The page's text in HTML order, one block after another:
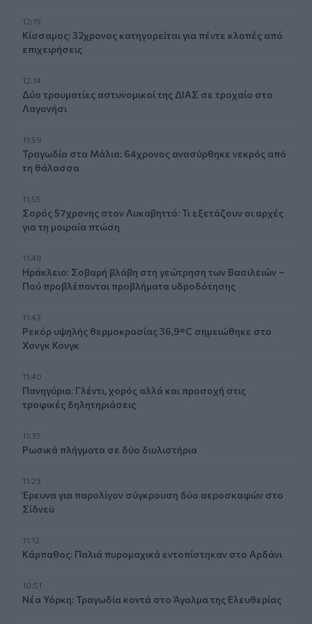
12:15
Κίσσαμος: 32χρονος κατηγορείται για πέντε κλοπές από
επιχειρήσεις
12:14
Δύο τραυματίες αστυνομικοί της ΔΙΑΣ σε τροχαίο στο
Λαγονήσι
11:59
Τραγωδία στα Μάλια: 64χρονος ανασύρθηκε νεκρός από
τη θάλασσα
11:55
Σορός 57χρονης στον Λυκαβηττό: Τι εξετάζουν οι αρχές
για τη μοιραία πτώση
11:49
Ηράκλειο: Σοβαρή βλάβη στη γεώτρηση των Βασιλειών –
Πού προβλέπονται προβλήματα υδροδότησης
11:43
Ρεκόρ υψηλής θερμοκρασίας 36,9°C σημειώθηκε στο
Χονγκ Κονγκ
11:40
Πανηγύρια: Γλέντι, χορός αλλά και προσοχή στις
τροφικές δηλητηριάσεις
11:35
Ρωσικά πλήγματα σε δύο διυλιστήρια
11:23
Έρευνα για παρολίγον σύγκρουση δύο αεροσκαφών στο
Σίδνεϋ
11:12
Κάρπαθος: Παλιά πυρομαχικά εντοπίστηκαν στο Αρδάνι
10:51
Νέα Υόρκη: Τραγωδία κοντά στο Άγαλμα της Ελευθερίας